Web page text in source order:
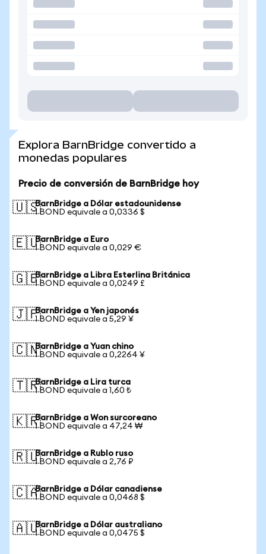
Explora BarnBridge convertido a
monedas populares
Precio de conversión de BarnBridge hoy
🇺🇸BarnBridge a Dólar estadounidense
1 BOND equivale a 0,0336 $
🇪🇺BarnBridge a Euro
1 BOND equivale a 0,029 €
🇬🇧BarnBridge a Libra Esterlina Británica
1 BOND equivale a 0,0249 £
🇯🇵BarnBridge a Yen japonés
1 BOND equivale a 5,29 ¥
🇨🇳BarnBridge a Yuan chino
1 BOND equivale a 0,2264 ¥
🇹🇷BarnBridge a Lira turca
1 BOND equivale a 1,60 ₺
🇰🇷BarnBridge a Won surcoreano
1 BOND equivale a 47,24 ₩
🇷🇺BarnBridge a Rublo ruso
1 BOND equivale a 2,76 ₽
🇨🇦BarnBridge a Dólar canadiense
1 BOND equivale a 0,0468 $
🇦🇺BarnBridge a Dólar australiano
1 BOND equivale a 0,0475 $